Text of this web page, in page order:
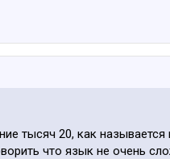
тысяч 20, как
что язык не очень